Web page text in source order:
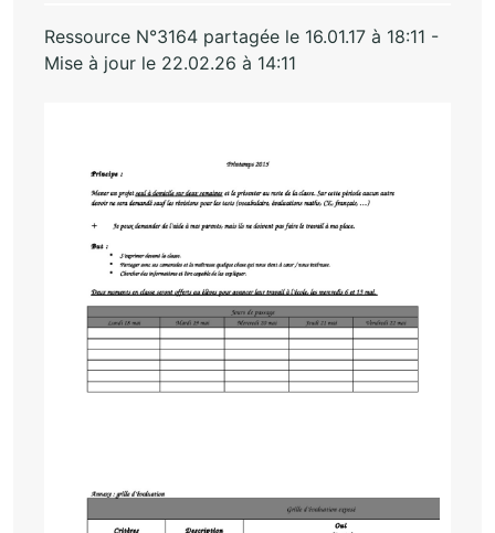
Ressource N°3164 partagée le 16.01.17 à 18:11 -
Mise à jour le 22.02.26 à 14:11